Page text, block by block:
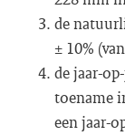
de
± 10%
de jaar-
toename
een jaar-